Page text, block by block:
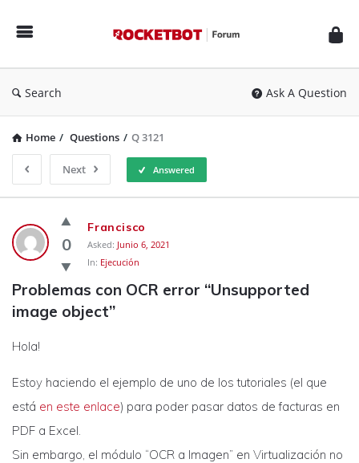
Forum
Search Ask A Question
Home / Questions / Q 3121
Next Answered
Rocketbot
Forum
Latest
Questions
0
Francisco
Asked: Junio 6, 2021
In: Ejecución
Problemas con OCR error “Unsupported
image object”
Hola!
Estoy haciendo el ejemplo de uno de los tutoriales (el que
está en este enlace) para poder pasar datos de facturas en
PDF a Excel.
Sin embargo, el módulo “OCR a Imagen” en Virtualización no